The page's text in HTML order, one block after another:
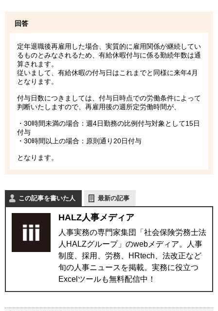
回答
定年退職後再雇用した場合、実質的に雇用関係が継続してい
るものとみなされるため、有給休暇付与に係る勤続年数は通
算されます。
従いまして、有給休暇の付与日はこれまでと同様に来年4月
となります。
付与日数につきましては、付与日時点での労働条件によって
判断いたしますので、再雇用後の週所定労働時間が、
・30時間未満の場合：週4日勤務の比例付与対象として15日
付与
・30時間以上の場合：原則通り20日付与
となります。
この記事を書いた人 最新の記事
HALZ人事メディア
人事実務の専門家集団「社会保険労務士法
人HALZグループ」のwebメディア。人事
制度、採用、労務、HRtech、法改正など
旬の人事ニュースを掲載。実務に役立つ
Excelツールも無料配信中！